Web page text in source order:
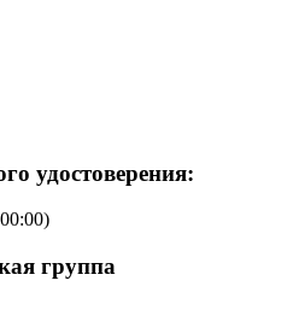
удостоверения:
группа